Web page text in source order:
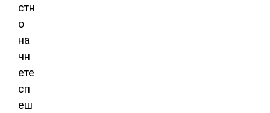
стн
о
на
чн
ете
сп
еш